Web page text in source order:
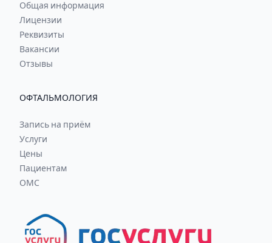
Общая информация
Лицензии
Реквизиты
Вакансии
Отзывы
ОФТАЛЬМОЛОГИЯ
Запись на приём
Услуги
Цены
Пациентам
ОМС